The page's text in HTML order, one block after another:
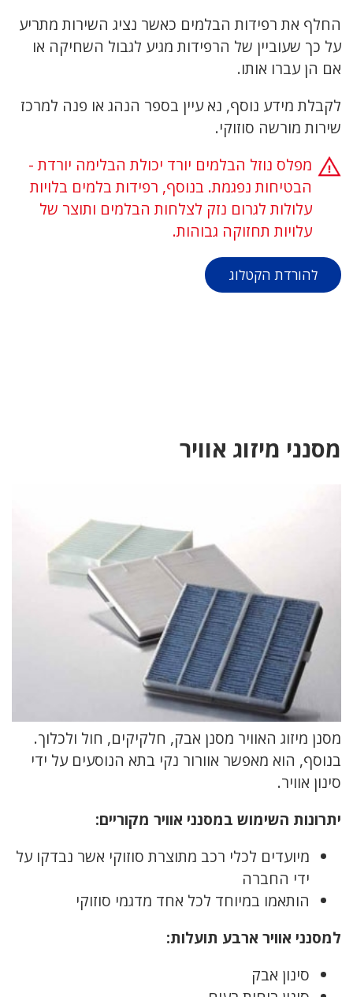
החלף את רפידות הבלמים כאשר נציג השירות מתריע
על כך שעוביין של הרפידות מגיע לגבול השחיקה או
אם הן עברו אותו.
לקבלת מידע נוסף, נא עיין בספר הנהג או פנה למרכז
שירות מורשה סוזוקי.
מפלס נוזל הבלמים יורד יכולת הבלימה יורדת -
הבטיחות נפגמת. בנוסף, רפידות בלמים בלויות
עלולות לגרום נזק לצלחות הבלמים ותוצר של
עלויות תחזוקה גבוהות.
להורדת הקטלוג
מסנני מיזוג אוויר
מסנן מיזוג האוויר מסנן אבק, חלקיקים, חול ולכלוך.
בנוסף, הוא מאפשר אוורור נקי בתא הנוסעים על ידי
סינון אוויר.
יתרונות השימוש במסנני אוויר מקוריים:
מיועדים לכלי רכב מתוצרת סוזוקי אשר נבדקו על
ידי החברה
הותאמו במיוחד לכל אחד מדגמי סוזוקי
למסנני אוויר ארבע תועלות:
סינון אבק